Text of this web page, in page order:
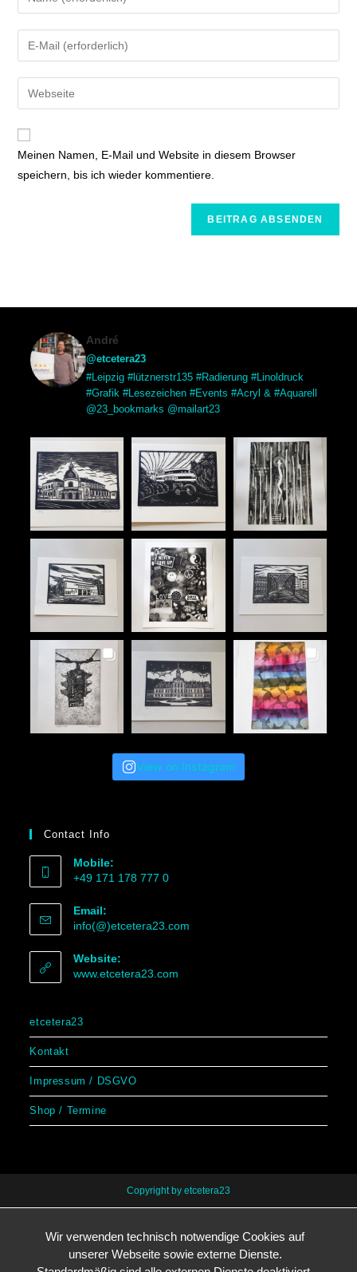
Meinen Namen, E-Mail und Website in diesem Browser
speichern, bis ich wieder kommentiere.
André
@etcetera23
#Leipzig #lütznerstr135 #Radierung #Linoldruck
#Grafik #Lesezeichen #Events #Acryl & #Aquarell
@23_bookmarks @mailart23
View on Instagram
Contact Info
Mobile:
+49 171 178 777 0
Email:
info(@)etcetera23.com
Website:
www.etcetera23.com
etcetera23
Kontakt
Impressum / DSGVO
Shop / Termine
Copyright by etcetera23
Wir verwenden technisch notwendige Cookies auf
unserer Webseite sowie externe Dienste.